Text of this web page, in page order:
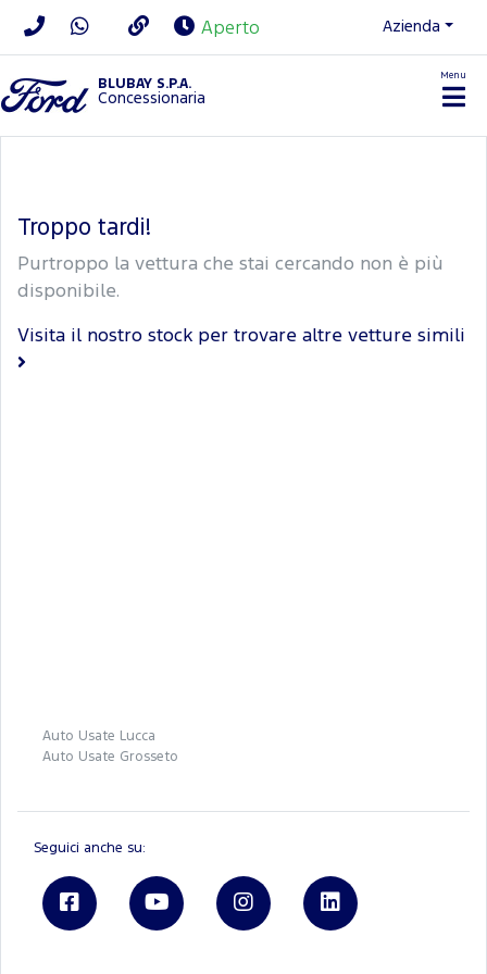
Aperto Azienda
BLUBAY S.P.A.
Concessionaria
Menu
Troppo tardi!
Purtroppo la vettura che stai cercando non è più
disponibile.
Visita il nostro stock per trovare altre vetture simili
Auto Usate Lucca
Auto Usate Grosseto
Seguici anche su: